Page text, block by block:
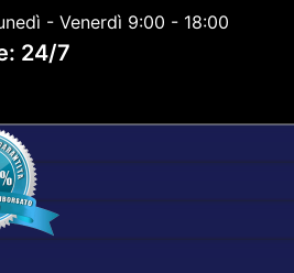
- Venerdì 9:00 - 18:00
24/7